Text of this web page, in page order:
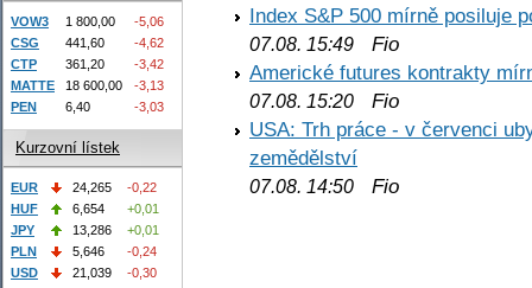
Index S&P 500 mírně posiluje
07.08. 15:49 Fio
Americké futures kontrakty
07.08. 15:20 Fio
USA: Trh práce - v červenci
zemědělství
07.08. 14:50 Fio
VOW3 1 800,00
-5,06
CSG
441,60
-4,62
CTP
361,20
-3,42
MATTE
18 600,00
-3,13
PEN
6,40 -3,03
Kurzovní lístek
EUR 24,265
-0,22
HUF
6,654
+0,01
JPY
13,286
+0,01
PLN
5,646
-0,24
USD
21,039 -0,30